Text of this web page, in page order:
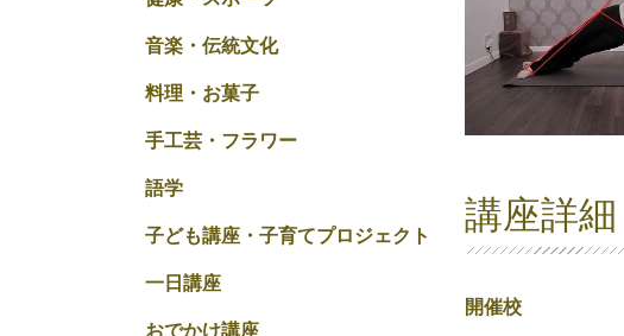
音楽・伝統文化
料理・お菓子
手工芸・フラワー
語学
子ども講座・子育てプロジェクト
一日講座
おでかけ講座
講座詳細
開催校